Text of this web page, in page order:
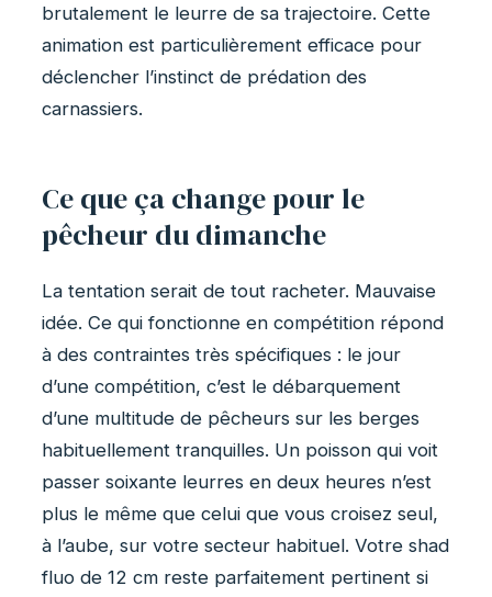
brutalement le leurre de sa trajectoire. Cette
animation est particulièrement efficace pour
déclencher l’instinct de prédation des
carnassiers.
Ce que ça change pour le
pêcheur du dimanche
La tentation serait de tout racheter. Mauvaise
idée. Ce qui fonctionne en compétition répond
à des contraintes très spécifiques : le jour
d’une compétition, c’est le débarquement
d’une multitude de pêcheurs sur les berges
habituellement tranquilles. Un poisson qui voit
passer soixante leurres en deux heures n’est
plus le même que celui que vous croisez seul,
à l’aube, sur votre secteur habituel. Votre shad
fluo de 12 cm reste parfaitement pertinent si